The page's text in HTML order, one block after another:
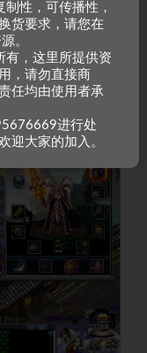
性，可传播性，
货要求，请您在
。
有，这里所提供资
，请勿直接商
任均由使用者承
进行处
迎大家的加入。